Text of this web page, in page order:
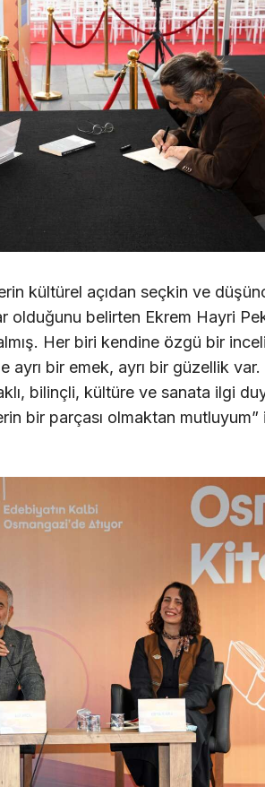
kültürel açıdan seçkin ve
olduğunu belirten Ekrem Hayri
Her biri kendine özgü bir
ayrı bir emek, ayrı bir güzellik
bilinçli, kültüre ve sanata ilgi
bir parçası olmaktan mutluyum”